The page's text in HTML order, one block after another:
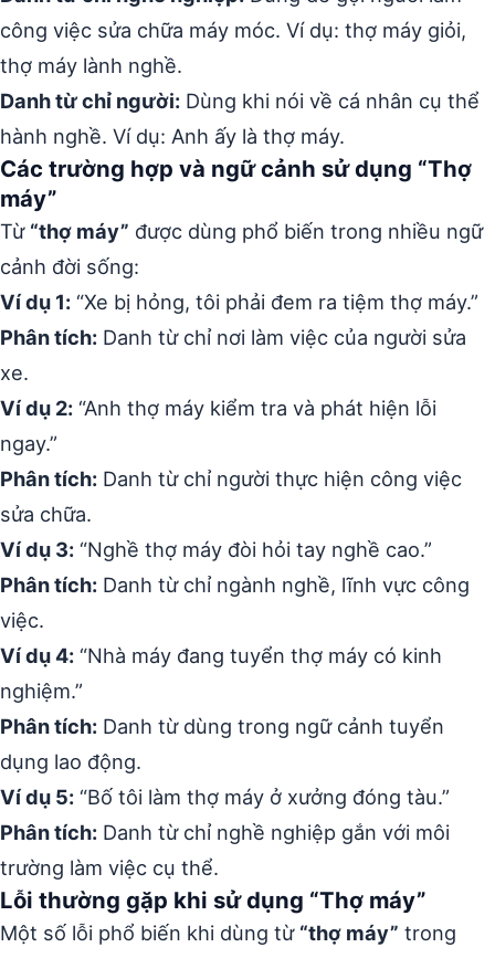
công việc sửa chữa máy móc. Ví dụ: thợ máy giỏi,
thợ máy lành nghề.
Danh từ chỉ người: Dùng khi nói về cá nhân cụ thể
hành nghề. Ví dụ: Anh ấy là thợ máy.
Các trường hợp và ngữ cảnh sử dụng “Thợ
máy”
Từ “thợ máy” được dùng phổ biến trong nhiều ngữ
cảnh đời sống:
Ví dụ 1: “Xe bị hỏng, tôi phải đem ra tiệm thợ máy.”
Phân tích: Danh từ chỉ nơi làm việc của người sửa
xe.
Ví dụ 2: “Anh thợ máy kiểm tra và phát hiện lỗi
ngay.”
Phân tích: Danh từ chỉ người thực hiện công việc
sửa chữa.
Ví dụ 3: “Nghề thợ máy đòi hỏi tay nghề cao.”
Phân tích: Danh từ chỉ ngành nghề, lĩnh vực công
việc.
Ví dụ 4: “Nhà máy đang tuyển thợ máy có kinh
nghiệm.”
Phân tích: Danh từ dùng trong ngữ cảnh tuyển
dụng lao động.
Ví dụ 5: “Bố tôi làm thợ máy ở xưởng đóng tàu.”
Phân tích: Danh từ chỉ nghề nghiệp gắn với môi
trường làm việc cụ thể.
Lỗi thường gặp khi sử dụng “Thợ máy”
Một số lỗi phổ biến khi dùng từ “thợ máy” trong